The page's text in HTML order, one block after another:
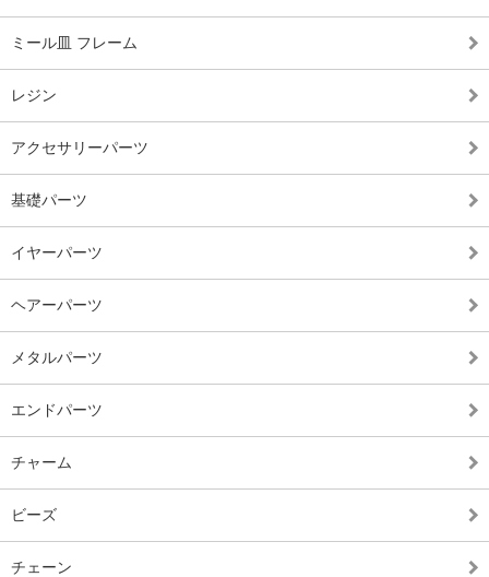
ミール皿 フレーム
レジン
アクセサリーパーツ
基礎パーツ
イヤーパーツ
ヘアーパーツ
メタルパーツ
エンドパーツ
チャーム
ビーズ
チェーン